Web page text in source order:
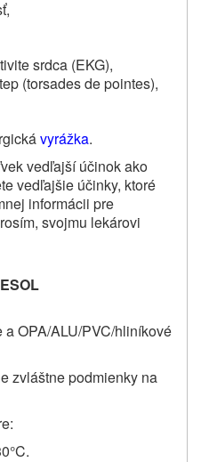
srdca (EKG),
(torsades de pointes),
vyrážka.
vedľajší účinok ako
vedľajšie účinky, ktoré
informácii pre
svojmu lekárovi
OPA/ALU/PVC/hliníkové
zvláštne podmienky na